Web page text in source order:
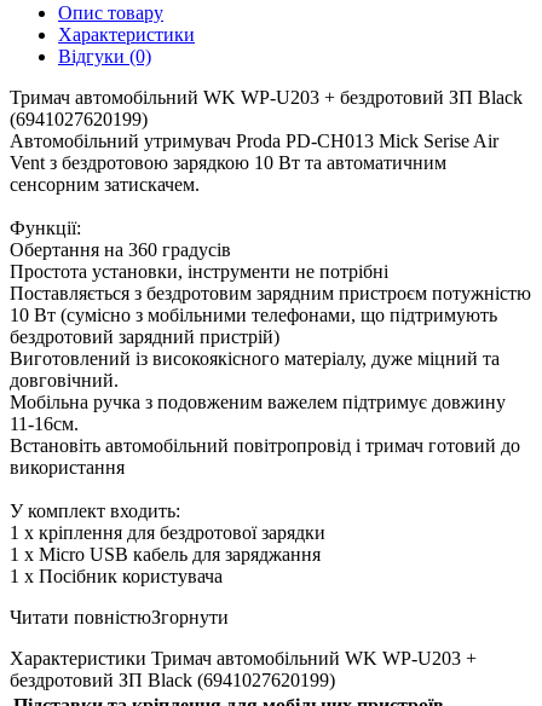
Опис товару
Характеристики
Відгуки (0)
Тримач автомобільний WK WP-U203 + бездротовий ЗП Black
(6941027620199)
Автомобільний утримувач Proda PD-CH013 Mick Serise Air
Vent з бездротовою зарядкою 10 Вт та автоматичним
сенсорним затискачем.
Функції:
Обертання на 360 градусів
Простота установки, інструменти не потрібні
Поставляється з бездротовим зарядним пристроєм потужністю
10 Вт (сумісно з мобільними телефонами, що підтримують
бездротовий зарядний пристрій)
Виготовлений із високоякісного матеріалу, дуже міцний та
довговічний.
Мобільна ручка з подовженим важелем підтримує довжину
11-16см.
Встановіть автомобільний повітропровід і тримач готовий до
використання
У комплект входить:
1 х кріплення для бездротової зарядки
1 х Micro USB кабель для заряджання
1 х Посібник користувача
Читати повністюЗгорнути
Характеристики Тримач автомобільний WK WP-U203 +
бездротовий ЗП Black (6941027620199)